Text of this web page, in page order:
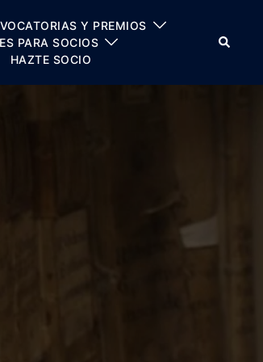
Y PREMIOS
PARA SOCIOS
HAZTE SOCIO
Buscar